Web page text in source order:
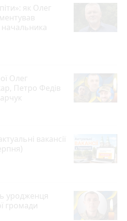
як Олег
Олег
Петро Федів
вакансії
уродженця
громади